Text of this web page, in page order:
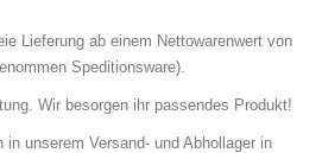
Lieferung ab einem Nettowarenwert von
Speditionsware).
Wir besorgen ihr passendes Produkt!
in unserem Versand- und Abhollager in